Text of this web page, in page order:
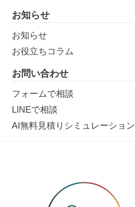
お知らせ
お知らせ
お役立ちコラム
お問い合わせ
フォームで相談
LINEで相談
AI無料見積りシミュレーション